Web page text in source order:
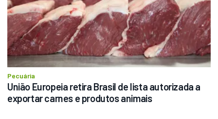
Pecuária
União Europeia retira Brasil de lista autorizada a
exportar carnes e produtos animais